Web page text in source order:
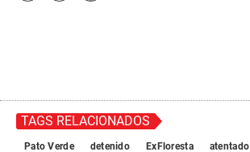
TAGS RELACIONADOS
Pato Verde detenido ExFloresta atentado